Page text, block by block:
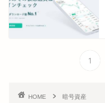
1
HOME 暗号資産